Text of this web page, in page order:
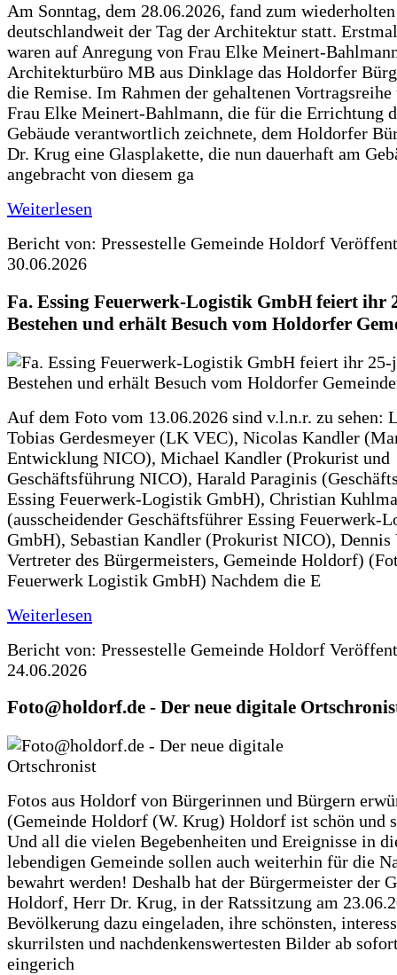
Am Sonntag, dem 28.06.2026, fand zum
deutschlandweit der Tag der Architektur statt.
waren auf Anregung von Frau Elke Meinert-
Architekturbüro MB aus Dinklage das Holdorfer
die Remise. Im Rahmen der gehaltenen
Frau Elke Meinert-Bahlmann, die für die Errichtung
Gebäude verantwortlich zeichnete, dem Holdorfer
Dr. Krug eine Glasplakette, die nun dauerhaft am
angebracht von diesem ga
Weiterlesen
Bericht von: Pressestelle Gemeinde Holdorf
30.06.2026
Fa. Essing Feuerwerk-Logistik GmbH feiert ihr
Bestehen und erhält Besuch vom Holdorfer
Auf dem Foto vom 13.06.2026 sind v.l.n.r. zu sehen:
Tobias Gerdesmeyer (LK VEC), Nicolas Kandler
Entwicklung NICO), Michael Kandler (Prokurist und
Geschäftsführung NICO), Harald Paraginis
Essing Feuerwerk-Logistik GmbH), Christian
(ausscheidender Geschäftsführer Essing Feuerwerk-
GmbH), Sebastian Kandler (Prokurist NICO),
Vertreter des Bürgermeisters, Gemeinde Holdorf)
Feuerwerk Logistik GmbH) Nachdem die E
Weiterlesen
Bericht von: Pressestelle Gemeinde Holdorf
24.06.2026
Foto@holdorf.de - Der neue digitale
Fotos aus Holdorf von Bürgerinnen und Bürgern
(Gemeinde Holdorf (W. Krug) Holdorf ist schön und
Und all die vielen Begebenheiten und Ereignisse in
lebendigen Gemeinde sollen auch weiterhin für die
bewahrt werden! Deshalb hat der Bürgermeister der
Holdorf, Herr Dr. Krug, in der Ratssitzung am
Bevölkerung dazu eingeladen, ihre schönsten,
skurrilsten und nachdenkenswertesten Bilder ab
eingerich